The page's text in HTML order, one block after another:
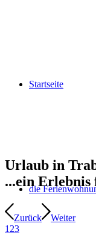
Startseite
die
Urlaub in
...ein Erlebnis
Zurück
Weiter
1 23